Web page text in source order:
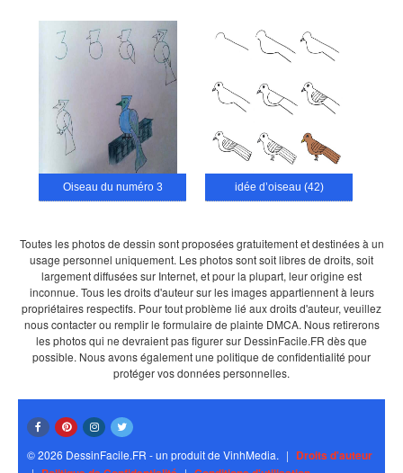
Oiseau du numéro 3 idée d’oiseau (42)
Toutes les photos de dessin sont proposées gratuitement et destinées à un
usage personnel uniquement. Les photos sont soit libres de droits, soit
largement diffusées sur Internet, et pour la plupart, leur origine est
inconnue. Tous les droits d'auteur sur les images appartiennent à leurs
propriétaires respectifs. Pour tout problème lié aux droits d'auteur, veuillez
nous contacter ou remplir le formulaire de plainte DMCA. Nous retirerons
les photos qui ne devraient pas figurer sur DessinFacile.FR dès que
possible. Nous avons également une politique de confidentialité pour
protéger vos données personnelles.
© 2026 DessinFacile.FR - un produit de VinhMedia. | Droits d'auteur